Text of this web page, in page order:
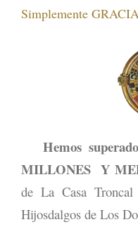
Simplemente
Hemos
MILLONES Y
de La Casa
Hijosdalgos de Los